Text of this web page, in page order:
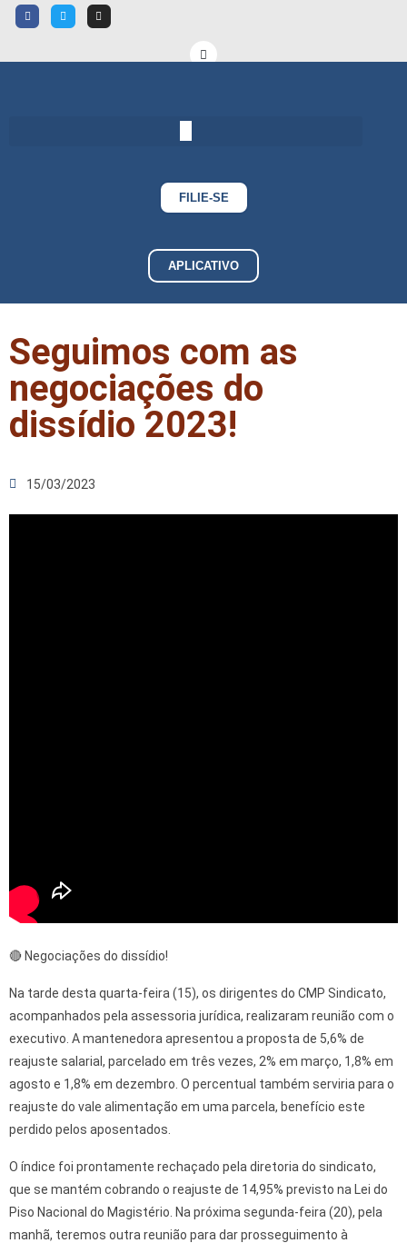
FILIE-SE
APLICATIVO
Seguimos com as
negociações do
dissídio 2023!
15/03/2023
🔴 Negociações do dissídio!
Na tarde desta quarta-feira (15), os dirigentes do CMP Sindicato,
acompanhados pela assessoria jurídica, realizaram reunião com o
executivo. A mantenedora apresentou a proposta de 5,6% de
reajuste salarial, parcelado em três vezes, 2% em março, 1,8% em
agosto e 1,8% em dezembro. O percentual também serviria para o
reajuste do vale alimentação em uma parcela, benefício este
perdido pelos aposentados.
O índice foi prontamente rechaçado pela diretoria do sindicato,
que se mantém cobrando o reajuste de 14,95% previsto na Lei do
Piso Nacional do Magistério. Na próxima segunda-feira (20), pela
manhã, teremos outra reunião para dar prosseguimento à